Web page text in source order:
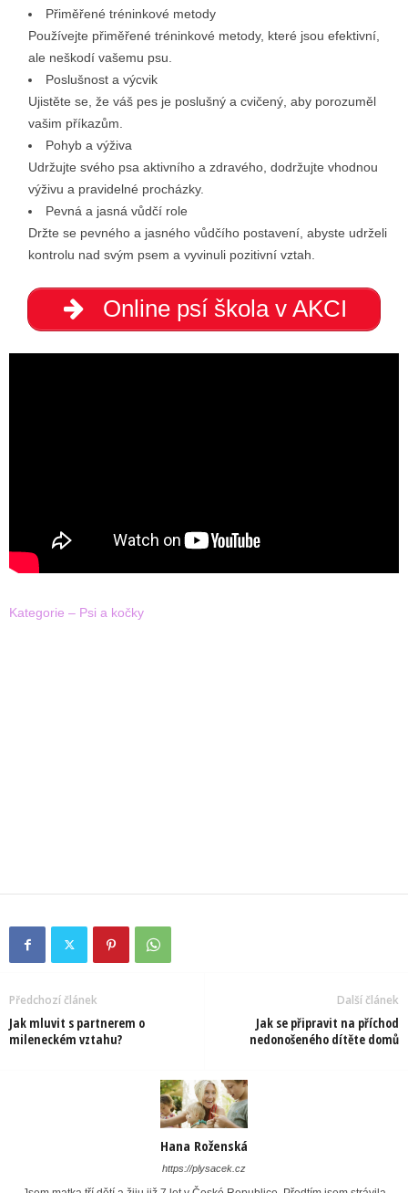
Přiměřené tréninkové metody
Používejte přiměřené tréninkové metody, které jsou efektivní,
ale neškodí vašemu psu.
Poslušnost a výcvik
Ujistěte se, že váš pes je poslušný a cvičený, aby porozuměl
vašim příkazům.
Pohyb a výživa
Udržujte svého psa aktivního a zdravého, dodržujte vhodnou
výživu a pravidelné procházky.
Pevná a jasná vůdčí role
Držte se pevného a jasného vůdčího postavení, abyste udrželi
kontrolu nad svým psem a vyvinuli pozitivní vztah.
Online psí škola v AKCI
Kategorie – Psi a kočky
Předchozí článek
Jak mluvit s partnerem o
mileneckém vztahu?
Další článek
Jak se připravit na příchod
nedonošeného dítěte domů
Hana Roženská
https://plysacek.cz